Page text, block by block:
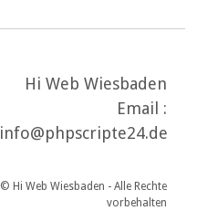
Hi Web Wiesbaden
Email :
info@phpscripte24.de
© Hi Web Wiesbaden - Alle Rechte
vorbehalten